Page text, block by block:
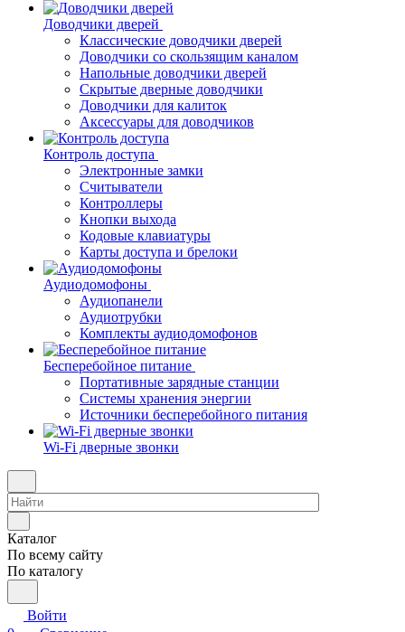
Доводчики дверей
Классические доводчики дверей
Доводчики со скользящим каналом
Напольные доводчики дверей
Скрытые дверные доводчики
Доводчики для калиток
Аксессуары для доводчиков
Контроль доступа
Электронные замки
Считыватели
Контроллеры
Кнопки выхода
Кодовые клавиатуры
Карты доступа и брелоки
Аудиодомофоны
Аудиопанели
Аудиотрубки
Комплекты аудиодомофонов
Бесперебойное питание
Портативные зарядные станции
Системы хранения энергии
Источники бесперебойного питания
Wi-Fi дверные звонки
Каталог
По всему сайту
По каталогу
Войти